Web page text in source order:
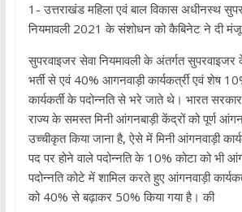
1- उत्तराखंड महिला एवं बाल विकास अधीनस्थ
नियमावली 2021 के संशोधन को कैबिनेट ने दी
सुपरवाइजर सेवा नियमावली के अंतर्गत सुपरवाइजर
भर्ती से एवं 40% आगनवाड़ी कार्यकर्त्री एवं शेष
कार्यकर्ती के पदोन्नति से भरे जाते थे। भारत सरकार
राज्य के समस्त मिनी आंगनबाड़ी केंद्रों को पूर्ण
उच्चीकृत किया जाना है, ऐसे में मिनी आंगनवाड़ी
पद पर होने वाले पदोन्नति के 10% कोटा को भी
पदोन्नति कोटे में शामिल करते हुए आंगनवाड़ी
को 40% से बढ़ाकर 50% किया गया है। की